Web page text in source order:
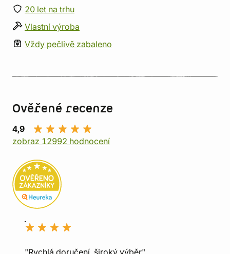
20 let na trhu
Vlastní výroba
Vždy pečlivě zabaleno
Ověřené recenze
4,9
zobraz 12992 hodnocení
"Rychlá doručení, široký výběr"